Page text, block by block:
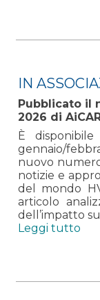
IN
Pubblicato il
2026 di
È
gennaio/
nuovo
notizie e
del mondo
articolo
dell’impatto
Leggi tutto